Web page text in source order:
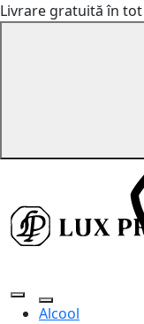
Livrare gratuită în tot
Alcool